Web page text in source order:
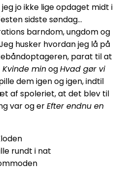
jeg jo ikke lige opdaget midt i
sidste søndag…
barndom, ungdom og
husker hvordan jeg lå på
parat til at
minogHvad gør vi
dem igen og igen, indtil
af spoleriet, at det blev til
var og erEfter endnu en
rundt i nat